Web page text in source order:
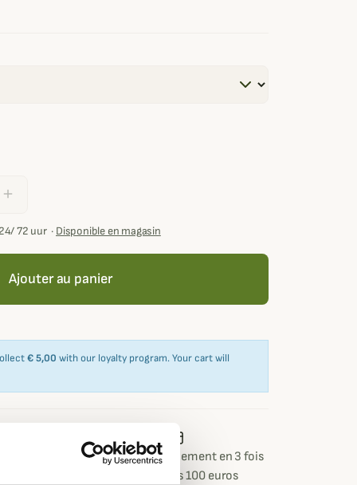
add
72 uur· Disponible en magasin
Ajouter au panier
€ 5,00 with our loyalty program. Your cart will
Paiement sécurisé
Paiement en 3 fois
dès 100 euros